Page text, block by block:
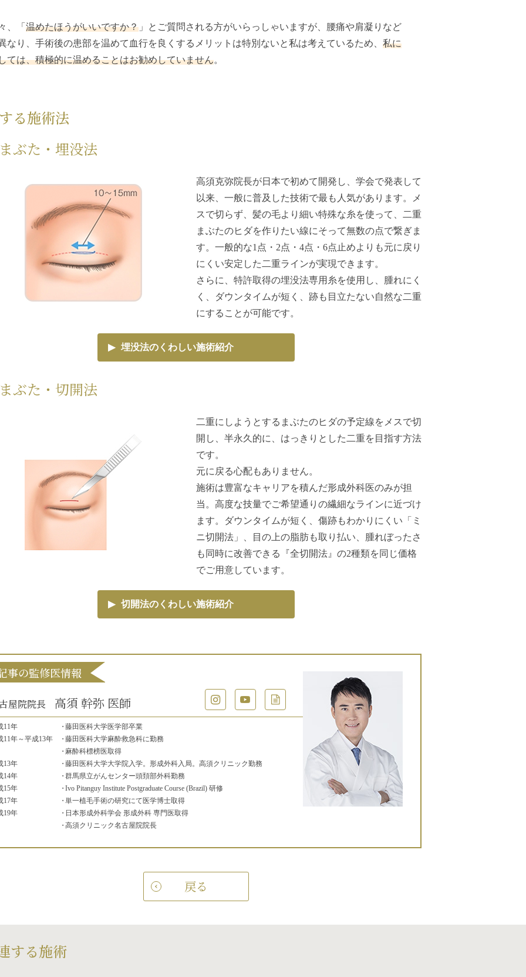
、「 温めたほうがいいですか？ 」とご質問される方がいらっしゃいますが、腰痛や肩凝りなど
なり、手術後の患部を温めて血行を良くするメリットは特別ないと私は考えているため、 私に
ては、積極的に温めることはお勧めしていません。
る施術法
ぶた・埋没法
高須克弥院長が日本で初めて開発し、学会で発表して
以来、一般に普及した技術で最も人気があります。メ
スで切らず、髪の毛より細い特殊な糸を使って、二重
まぶたのヒダを作りたい線にそって無数の点で繋ぎま
す。一般的な1点・2点・4点・6点止めよりも元に戻り
にくい安定した二重ラインが実現できます。
さらに、特許取得の埋没法専用糸を使用し、腫れにく
く、ダウンタイムが短く、跡も目立たない自然な二重
にすることが可能です。
▶ 埋没法のくわしい施術紹介
ぶた・切開法
二重にしようとするまぶたのヒダの予定線をメスで切
開し、半永久的に、はっきりとした二重を目指す方法
です。
元に戻る心配もありません。
施術は豊富なキャリアを積んだ形成外科医のみが担
当。高度な技量でご希望通りの繊細なラインに近づけ
ます。ダウンタイムが短く、傷跡もわかりにくい「ミ
ニ切開法」、目の上の脂肪も取り払い、腫れぼったさ
も同時に改善できる『全切開法』の2種類を同じ価格
でご用意しています。
▶ 切開法のくわしい施術紹介
事の監修医情報
屋院院長 高須 幹弥 医師
11年
藤田医科大学医学部卒業
11年～平成13年
藤田医科大学麻酔救急科に勤務
麻酔科標榜医取得
13年
藤田医科大学大学院入学。 形成外科入局。高須クリニック勤務
14年
群馬県立がんセンター頭頚部外科勤務
15年
Ivo Pitanguy Institute Postgraduate Course (Brazil) 研修
17年
単一植毛手術の研究にて医学博士取得
19年
日本形成外科学会 形成外科 専門医取得
高須クリニック名古屋院院長
戻る
する施術